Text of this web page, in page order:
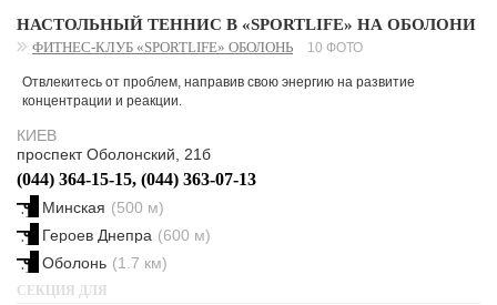
НАСТОЛЬНЫЙ ТЕННИС В «SPORTLIFE» НА ОБОЛОНИ
ФИТНЕС-КЛУБ «SPORTLIFE» ОБОЛОНЬ 10 ФОТО
Отвлекитесь от проблем, направив свою энергию на развитие
концентрации и реакции.
КИЕВ
проспект Оболонский, 21б
(044) 364-15-15, (044) 363-07-13
Минская (500 м)
Героев Днепра (600 м)
Оболонь (1.7 км)
СЕКЦИЯ ДЛЯ